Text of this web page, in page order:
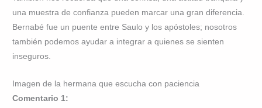
una muestra de confianza pueden marcar una gran diferencia.
Bernabé fue un puente entre Saulo y los apóstoles; nosotros
también podemos ayudar a integrar a quienes se sienten
inseguros.
Imagen de la hermana que escucha con paciencia
Comentario 1: